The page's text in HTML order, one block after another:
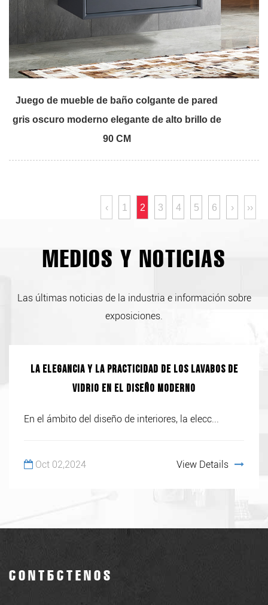
Juego de mueble de baño colgante de pared
gris oscuro moderno elegante de alto brillo de
90 CM
‹ 1 2 3 4 5 6 › ››
MEDIOS Y NOTICIAS
Las últimas noticias de la industria e información sobre
exposiciones.
La elegancia y la practicidad de los lavabos de
vidrio en el diseño moderno
En el ámbito del diseño de interiores, la elecc...
Oct 02,2024 View Details
CONTÁCTENOS